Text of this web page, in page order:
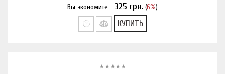
Вы экономите - 325 грн. (6%)
Нашли дешевле?
КУПИТЬ